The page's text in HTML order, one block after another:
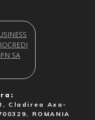
Cladirea Axa-
ROMANIA